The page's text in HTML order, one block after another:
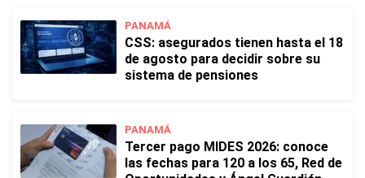
PANAMÁ
CSS: asegurados tienen hasta el 18
de agosto para decidir sobre su
sistema de pensiones
PANAMÁ
Tercer pago MIDES 2026: conoce
las fechas para 120 a los 65, Red de